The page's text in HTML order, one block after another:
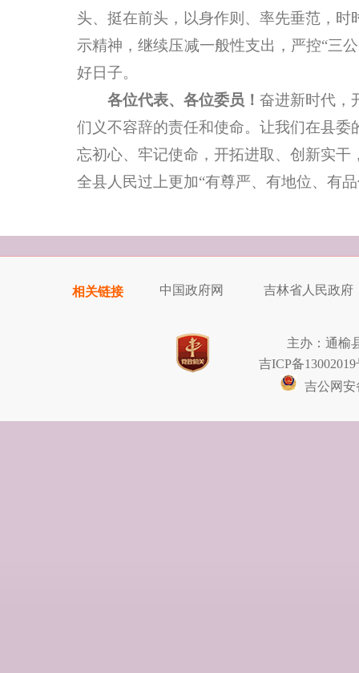
头、挺在前头，以身作则、率先垂范，
示精神，继续压减一般性支出，严控“三
好日子。
各位代表、各位委员！奋进新时代，
们义不容辞的责任和使命。让我们在县
忘初心、牢记使命，开拓进取、创新实
全县人民过上更加“有尊严、有地位、有
相关链接 中国政府网 吉林省人民政府
主办：通榆
吉ICP备13002019
吉公网安